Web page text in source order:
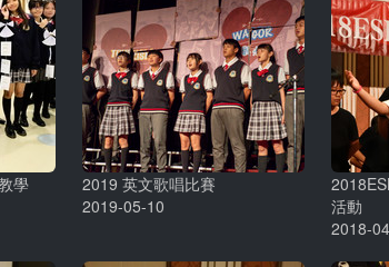
學
2019 英文歌唱比賽
2019-05-10
活動
2018-